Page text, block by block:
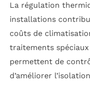
La régulation
installations
coûts de
traitements
permettent de
d’améliorer